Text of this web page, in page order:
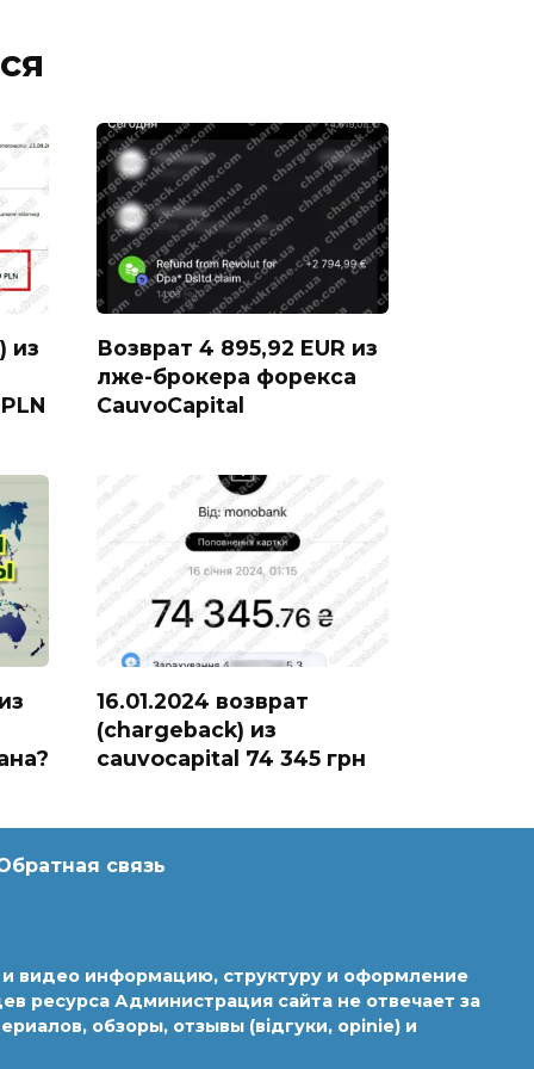
из
Возврат 4 895,92 EUR из
лже-брокера форекса
CauvoCapital
16.01.2024 возврат
(chargeback) из
cauvocapital 74 345 грн
связь
и видео информацию, структуру и оформление
ресурса Администрация сайта не отвечает за
обзоры, отзывы (відгуки, opinie) и